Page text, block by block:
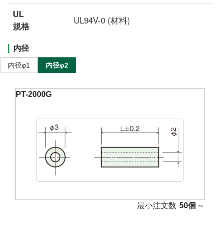
UL
規格
UL94V-0 (材料)
内径
内径φ1 内径φ2
PT-2000G
最小注文数 50個 ～